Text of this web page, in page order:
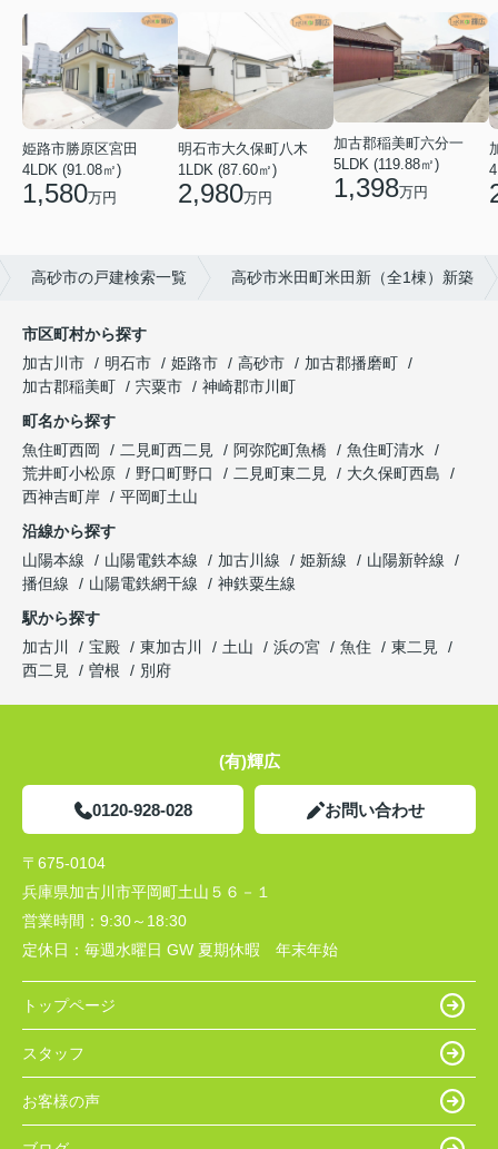
姫路市勝原区宮田
4LDK (91.08㎡)
1,580万円
明石市大久保町八木
1LDK (87.60㎡)
2,980万円
加古郡稲美町六分一
5LDK (119.88㎡)
1,398万円
高砂市の戸建検索一覧 高砂市米田町米田新（全1棟）新築
市区町村から探す
加古川市
明石市 姫路市 高砂市
加古郡播磨町
加古郡稲美町
宍粟市
神崎郡市川町
町名から探す
魚住町西岡
二見町西二見 阿弥陀町魚橋
魚住町清水
荒井町小松原
野口町野口 二見町東二見
大久保町西島
西神吉町岸
平岡町土山
沿線から探す
山陽本線
山陽電鉄本線 加古川線 姫新線
山陽新幹線
播但線
山陽電鉄網干線
神鉄粟生線
駅から探す
加古川
宝殿 東加古川 土山 浜の宮 魚住
東二見
西二見
曽根 別府
(有)輝広
0120-928-028 お問い合わせ
〒675-0104
兵庫県加古川市平岡町土山５６－１
営業時間： 9:30～18:30
定休日： 毎週水曜日 GW 夏期休暇 年末年始
トップページ
スタッフ
お客様の声